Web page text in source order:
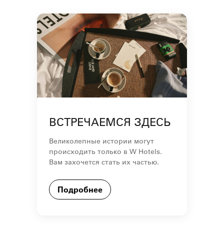
ВСТРЕЧАЕМСЯ ЗДЕСЬ
Великолепные истории могут
происходить только в W Hotels.
Вам захочется стать их частью.
Подробнее